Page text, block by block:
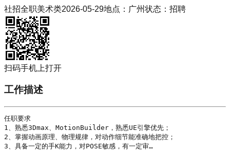
社招全职美术类2026-05-29地点： 广州状态： 招聘
扫码手机上打开
工作描述
任职要求
1、熟悉3Dmax、MotionBuilder，熟悉UE引擎优先；
2、掌握动画原理、物理规律，对动作细节能准确地把控；
3、具备一定的手K能力，对POSE敏感，有一定审…